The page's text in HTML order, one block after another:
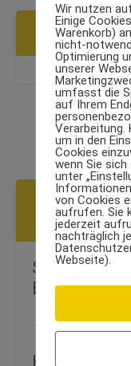
WEITERE
Bauchlage
Kabelzug
Wir nutzen
Einige
Warenkorb)
nicht-
Optimierung
unserer
umfasst die
auf Ihrem
Verarbeitung.
um in den
Cookies
wenn Sie sich
unter
von Cookies
aufrufen. Sie
jederzeit
nachträglich
Webseite).